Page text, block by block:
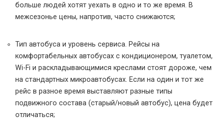
больше людей хотят уехать в одно и то же время. В
межсезонье цены, напротив, часто снижаются;
Тип автобуса и уровень сервиса. Рейсы на
комфортабельных автобусах с кондиционером, туалетом,
Wi-Fi и раскладывающимися креслами стоят дороже, чем
на стандартных микроавтобусах. Если на один и тот же
рейс в разное время выставляют разные типы
подвижного состава (старый/новый автобус), цена будет
отличаться;